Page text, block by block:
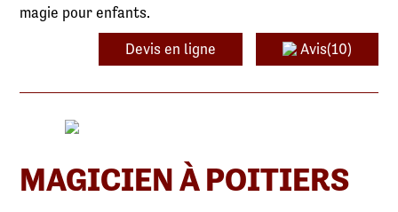
magie pour enfants.
Devis en ligne Avis(10)
MAGICIEN À POITIERS